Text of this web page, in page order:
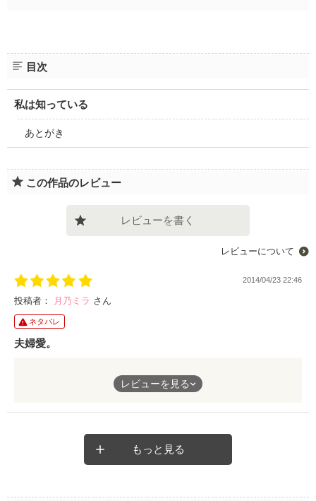
目次
私は知っている
あとがき
この作品のレビュー
レビューを書く
レビューについて
2014/04/23 22:46
投稿者： 月乃ミラ さん
ネタバレ
夫婦愛。
レビューを見る
もっと見る